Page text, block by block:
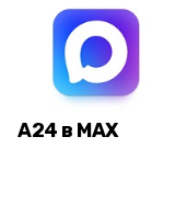
А24 в MAX